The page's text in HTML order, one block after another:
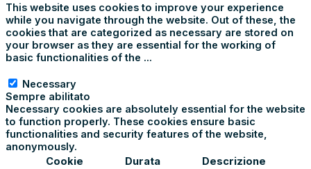
This website uses cookies to improve your experience
while you navigate through the website. Out of these, the
cookies that are categorized as necessary are stored on
your browser as they are essential for the working of
basic functionalities of the ...
Necessary
Sempre abilitato
Necessary cookies are absolutely essential for the website
to function properly. These cookies ensure basic
functionalities and security features of the website,
anonymously.
Cookie
Durata Descrizione